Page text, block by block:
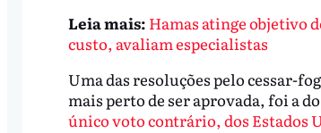
Leia mais: Hamas atinge objetivo
custo, avaliam especialistas
Uma das resoluções pelo cessar-
mais perto de ser aprovada, foi a
único voto contrário, dos Estados